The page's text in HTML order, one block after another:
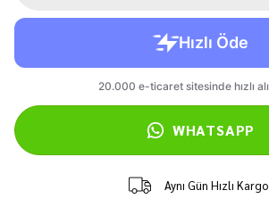
WHATSAPP
Aynı Gün Hızlı Kargo